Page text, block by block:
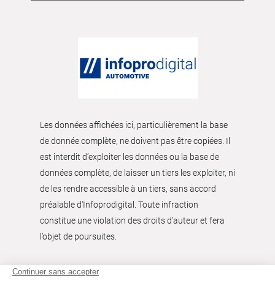
Les données affichées ici, particulièrement la base
de donnée complète, ne doivent pas être copiées. Il
est interdit d’exploiter les données ou la base de
données complète, de laisser un tiers les exploiter, ni
de les rendre accessible à un tiers, sans accord
préalable d'Infoprodigital. Toute infraction
constitue une violation des droits d’auteur et fera
l’objet de poursuites.